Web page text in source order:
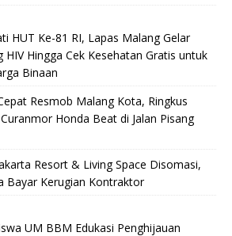
HUT Ke-81 RI, Lapas Malang Gelar
HIV Hingga Cek Kesehatan Gratis untuk
Binaan
Resmob Malang Kota, Ringkus
Honda Beat di Jalan Pisang
Resort & Living Space Disomasi,
Bayar Kerugian Kontraktor
UM BBM Edukasi Penghijauan